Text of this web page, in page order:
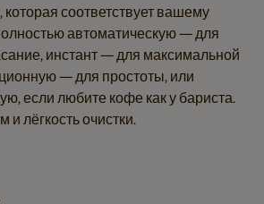
соответствует вашему
автоматическую — для
инстант — для максимальной
— для простоты, или
если любите кофе как у бариста.
лёгкость очистки.